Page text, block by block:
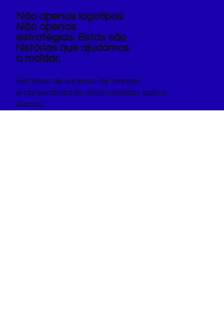
Histórias de sucesso de marcas
empreendedoras desenvolvidas com a
Aurora.
Não apenas logotipos.
Não apenas
estratégias. Estas são
histórias que ajudamos
a moldar.